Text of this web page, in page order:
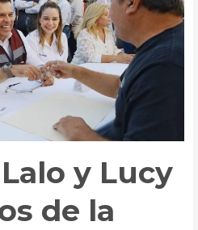
y Lucy
de la